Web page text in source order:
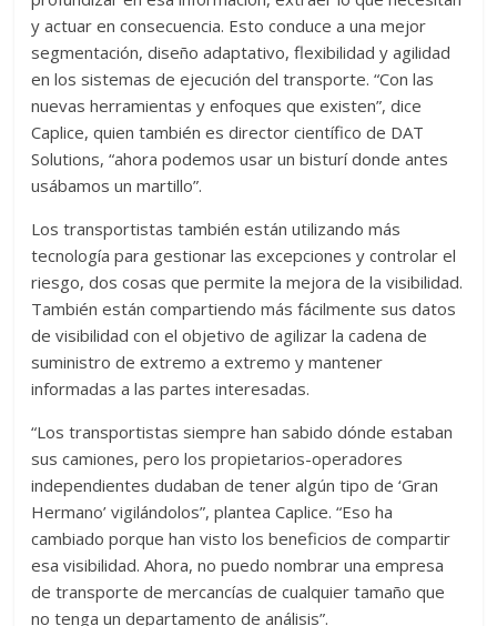
y actuar en consecuencia. Esto conduce a una mejor
segmentación, diseño adaptativo, flexibilidad y agilidad
en los sistemas de ejecución del transporte. “Con las
nuevas herramientas y enfoques que existen”, dice
Caplice, quien también es director científico de DAT
Solutions, “ahora podemos usar un bisturí donde antes
usábamos un martillo”.
Los transportistas también están utilizando más
tecnología para gestionar las excepciones y controlar el
riesgo, dos cosas que permite la mejora de la visibilidad.
También están compartiendo más fácilmente sus datos
de visibilidad con el objetivo de agilizar la cadena de
suministro de extremo a extremo y mantener
informadas a las partes interesadas.
“Los transportistas siempre han sabido dónde estaban
sus camiones, pero los propietarios-operadores
independientes dudaban de tener algún tipo de ‘Gran
Hermano’ vigilándolos”, plantea Caplice. “Eso ha
cambiado porque han visto los beneficios de compartir
esa visibilidad. Ahora, no puedo nombrar una empresa
de transporte de mercancías de cualquier tamaño que
no tenga un departamento de análisis”.